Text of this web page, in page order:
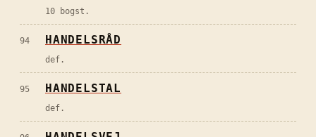
10 bogst.
94 HANDELSRÅD
def.
95 HANDELSTAL
def.